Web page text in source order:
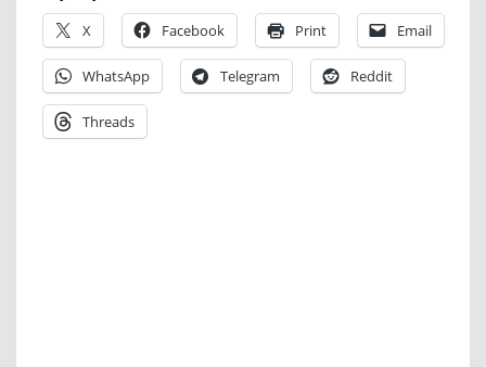
X Facebook Print Email
WhatsApp Telegram Reddit
Threads